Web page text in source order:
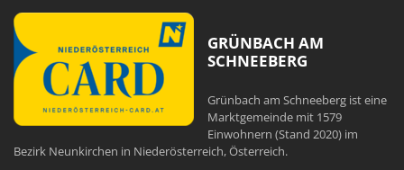
GRÜNBACH AM
SCHNEEBERG
Grünbach am Schneeberg ist eine
Marktgemeinde mit 1579
Einwohnern (Stand 2020) im
Bezirk Neunkirchen in Niederösterreich, Österreich.